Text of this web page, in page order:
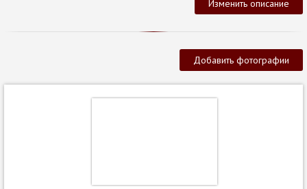
Изменить описание
Добавить фотографии